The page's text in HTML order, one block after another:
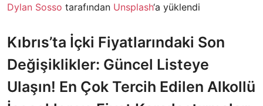
Dylan Sosso tarafından Unsplash‘a yüklendi
Kıbrıs’ta İçki Fiyatlarındaki Son
Değişiklikler: Güncel Listeye
Ulaşın! En Çok Tercih Edilen Alkollü